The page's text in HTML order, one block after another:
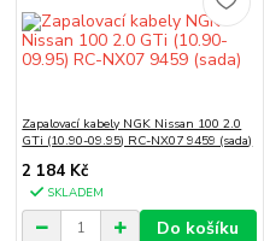
Zapalovací kabely NGK Nissan 100 2.0
GTi (10.90-09.95) RC-NX07 9459 (sada)
2 184 Kč
SKLADEM
Do košíku